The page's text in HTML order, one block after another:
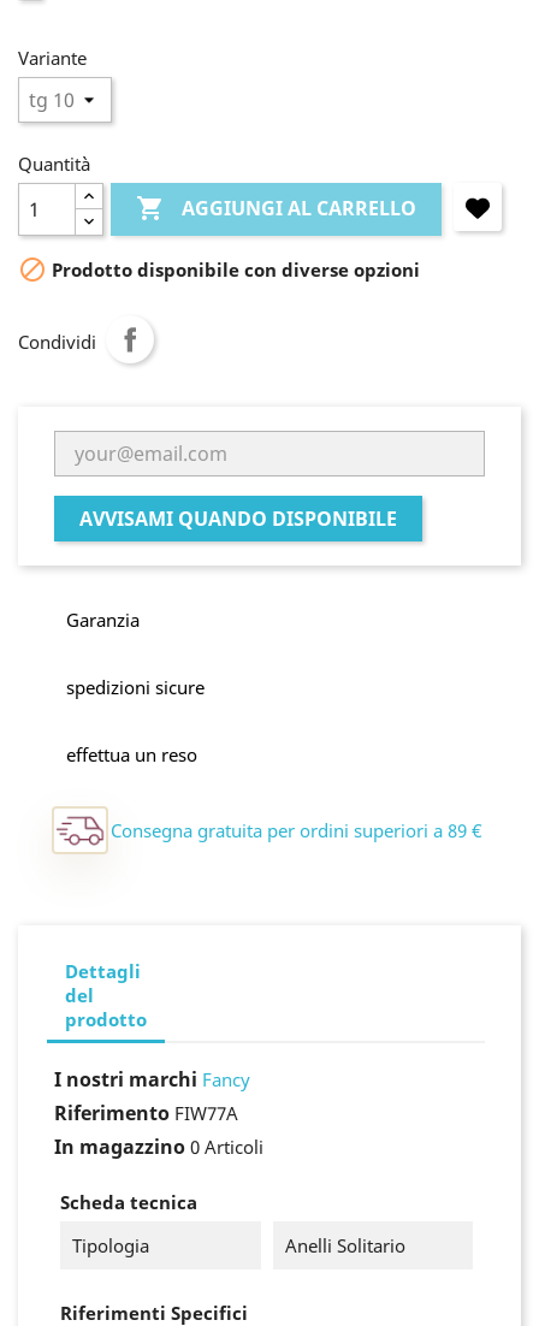
Variante
Quantità
 AGGIUNGI AL CARRELLO
 Prodotto disponibile con diverse opzioni
Condividi
AVVISAMI QUANDO DISPONIBILE
Garanzia
spedizioni sicure
effettua un reso
Consegna gratuita per ordini superiori a 89 €
Dettagli
del
prodotto
I nostri marchi Fancy
Riferimento FIW77A
In magazzino 0 Articoli
Scheda tecnica
Tipologia
Anelli Solitario
Riferimenti Specifici
Accedi